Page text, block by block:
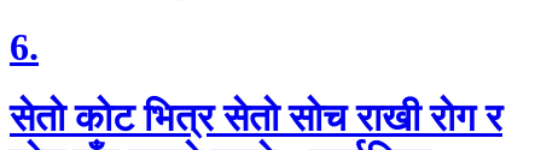
6.
सेताे काेट भित्र सेताे साेच राखी राेग र